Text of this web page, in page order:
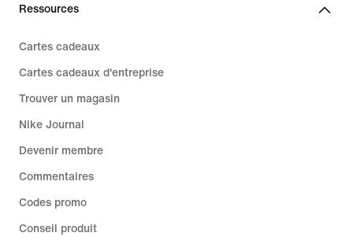
Ressources
Cartes cadeaux
Cartes cadeaux d'entreprise
Trouver un magasin
Nike Journal
Devenir membre
Commentaires
Codes promo
Conseil produit